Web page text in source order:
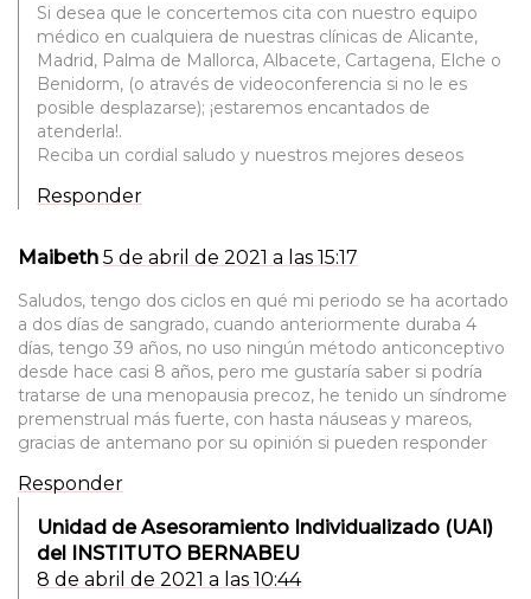
Si desea que le concertemos cita con nuestro equipo
médico en cualquiera de nuestras clínicas de Alicante,
Madrid, Palma de Mallorca, Albacete, Cartagena, Elche o
Benidorm, (o através de videoconferencia si no le es
posible desplazarse); ¡estaremos encantados de
atenderla!.
Reciba un cordial saludo y nuestros mejores deseos
Responder
Maibeth 5 de abril de 2021 a las 15:17
Saludos, tengo dos ciclos en qué mi periodo se ha acortado
a dos días de sangrado, cuando anteriormente duraba 4
días, tengo 39 años, no uso ningún método anticonceptivo
desde hace casi 8 años, pero me gustaría saber si podría
tratarse de una menopausia precoz, he tenido un síndrome
premenstrual más fuerte, con hasta náuseas y mareos,
gracias de antemano por su opinión si pueden responder
Responder
Unidad de Asesoramiento Individualizado (UAI)
del INSTITUTO BERNABEU
8 de abril de 2021 a las 10:44